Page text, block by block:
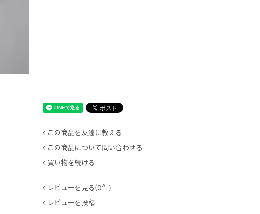
この商品を友達に教える
この商品について問い合わせる
買い物を続ける
レビューを見る(0件)
レビューを投稿